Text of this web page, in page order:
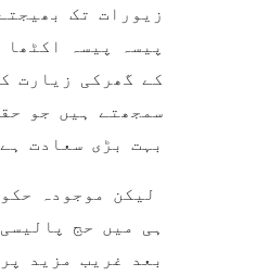
زیورات تک
پیسہ پیسہ اکٹھا
کے گھرکی زیارت
سمجھتے ہیں جو
بہت بڑی سعادت ہے
لیکن موجودہ
ہی میں حج
بعد غریب مزید